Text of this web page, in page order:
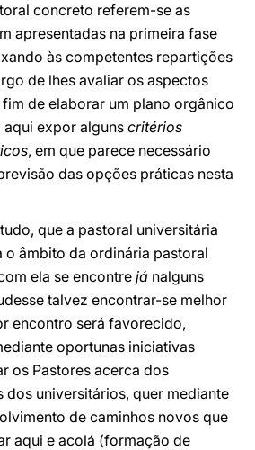
concreto referem-se as
apresentadas na primeira fase
às competentes repartições
de lhes avaliar os aspectos
de elaborar um plano orgânico
expor alguns critérios
, em que parece necessário
das opções práticas nesta
que a pastoral universitária
o âmbito da ordinária pastoral
ela se encontre já nalguns
talvez encontrar-se melhor
encontro será favorecido,
oportunas iniciativas
os Pastores acerca dos
universitários, quer mediante
de caminhos novos que
aqui e acolá (formação de